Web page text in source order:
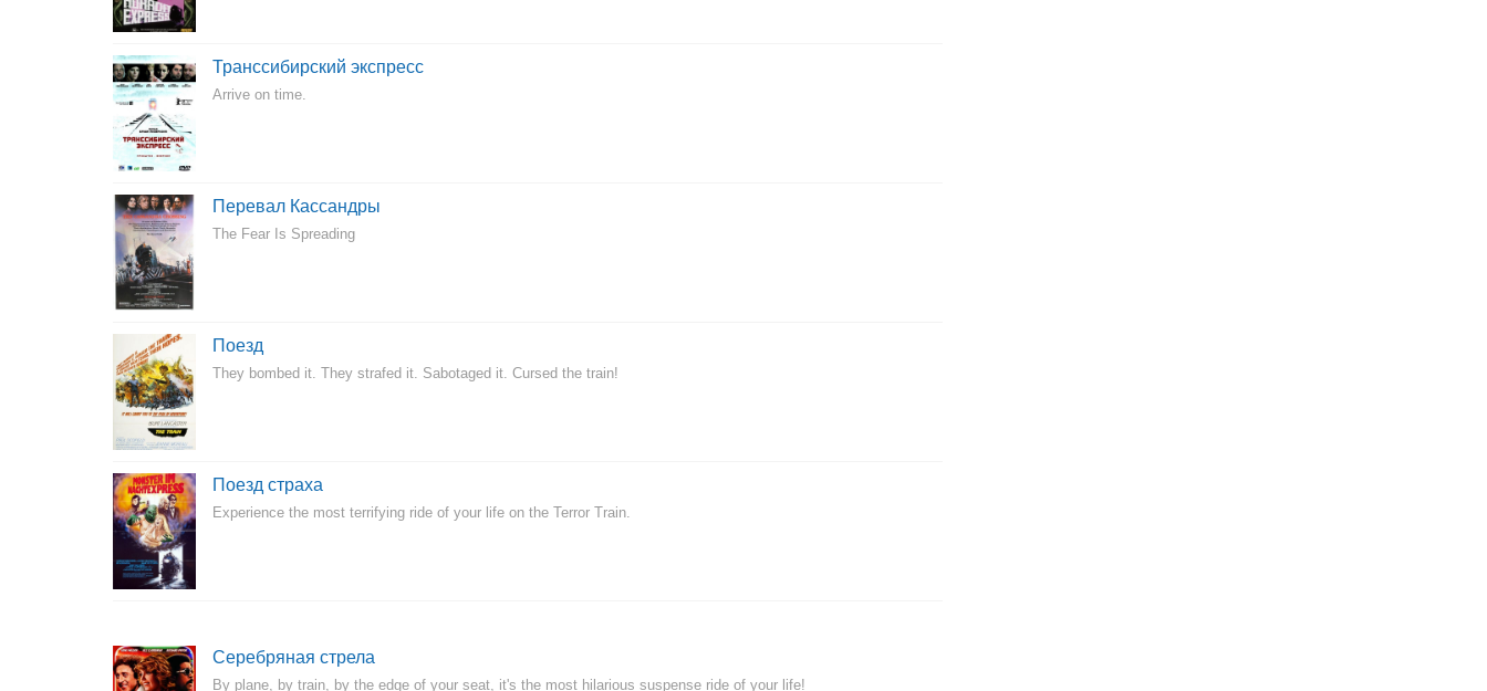
Транссибирский экспресс
Arrive on time.
Перевал Кассандры
The Fear Is Spreading
Поезд
They bombed it. They strafed it. Sabotaged it. Cursed the train!
Поезд страха
Experience the most terrifying ride of your life on the Terror Train.
Серебряная стрела
By plane, by train, by the edge of your seat, it's the most hilarious suspense ride of your life!